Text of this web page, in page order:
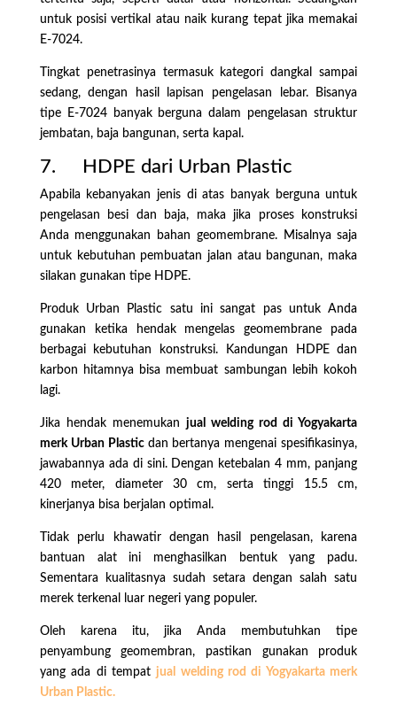
untuk posisi vertikal atau naik kurang tepat jika memakai
E-7024.
Tingkat penetrasinya termasuk kategori dangkal sampai
sedang, dengan hasil lapisan pengelasan lebar. Bisanya
tipe E-7024 banyak berguna dalam pengelasan struktur
jembatan, baja bangunan, serta kapal.
7. HDPE dari Urban Plastic
Apabila kebanyakan jenis di atas banyak berguna untuk
pengelasan besi dan baja, maka jika proses konstruksi
Anda menggunakan bahan geomembrane. Misalnya saja
untuk kebutuhan pembuatan jalan atau bangunan, maka
silakan gunakan tipe HDPE.
Produk Urban Plastic satu ini sangat pas untuk Anda
gunakan ketika hendak mengelas geomembrane pada
berbagai kebutuhan konstruksi. Kandungan HDPE dan
karbon hitamnya bisa membuat sambungan lebih kokoh
lagi.
Jika hendak menemukan jual welding rod di Yogyakarta
merk Urban Plastic dan bertanya mengenai spesifikasinya,
jawabannya ada di sini. Dengan ketebalan 4 mm, panjang
420 meter, diameter 30 cm, serta tinggi 15.5 cm,
kinerjanya bisa berjalan optimal.
Tidak perlu khawatir dengan hasil pengelasan, karena
bantuan alat ini menghasilkan bentuk yang padu.
Sementara kualitasnya sudah setara dengan salah satu
merek terkenal luar negeri yang populer.
Oleh karena itu, jika Anda membutuhkan tipe
penyambung geomembran, pastikan gunakan produk
yang ada di tempatjual welding rod di Yogyakarta merk
Urban Plastic.